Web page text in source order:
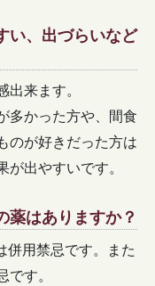
い、出づらいなど
出来ます。
多かった方や、間食
のが好きだった方は
が出やすいです。
薬はありますか？
併用禁忌です。また
です。